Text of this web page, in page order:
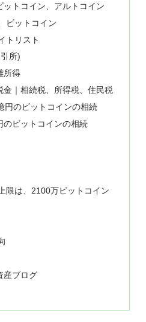
トコイン、アルトコイン
ビットコイン
トリスト
所)
所得
金｜相続税、所得税、住民税
円のビットコインの相続
のビットコインの相続
限は、2100万ビットコイン
産ブログ